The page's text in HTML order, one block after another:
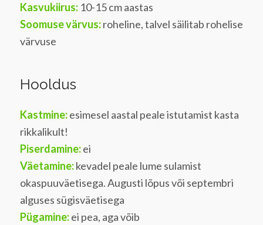
Kasvukiirus:10-15 cm aastas
Soomuse värvus:roheline, talvel säilitab rohelise
värvuse
Hooldus
Kastmine:esimesel aastal peale istutamist kasta
rikkalikult!
Piserdamine:ei
Väetamine:kevadel peale lume sulamist
okaspuuväetisega. Augusti lõpus või septembri
alguses sügisväetisega
Pügamine:ei pea, aga võib